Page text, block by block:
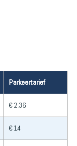
Parkeertarief
€ 2.36
€ 14